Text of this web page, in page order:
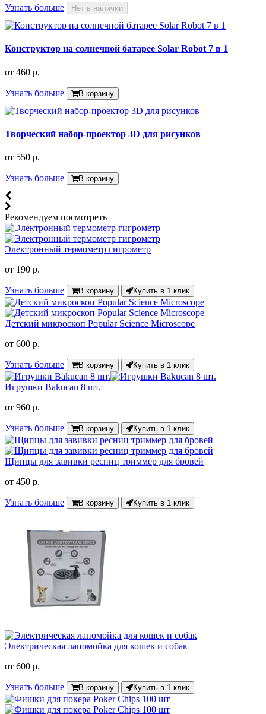
Узнать больше Нет в наличии
Конструктор на солнечной батарее Solar Robot 7 в 1
от 460 р.
Узнать больше В корзину
Творческий набор-проектор 3D для рисунков
от 550 р.
Узнать больше В корзину
Рекомендуем посмотреть
Электронный термометр гигрометр
от 190 р.
Узнать больше В корзину Купить в 1 клик
Детский микроскоп Popular Science Microscope
от 600 р.
Узнать больше В корзину Купить в 1 клик
Игрушки Bakucan 8 шт.
от 960 р.
Узнать больше В корзину Купить в 1 клик
Щипцы для завивки ресниц триммер для бровей
от 450 р.
Узнать больше В корзину Купить в 1 клик
Электрическая лапомойка для кошек и собак
от 600 р.
Узнать больше В корзину Купить в 1 клик